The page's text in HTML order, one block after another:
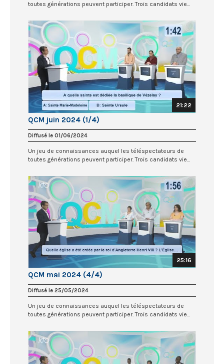
toutes générations peuvent participer. Trois candidats vie...
21:22
QCM juin 2024 (1/4)
Diffusé le 01/06/2024
Un jeu de connaissances auquel les téléspectateurs de
toutes générations peuvent participer. Trois candidats vie...
25:16
QCM mai 2024 (4/4)
Diffusé le 25/05/2024
Un jeu de connaissances auquel les téléspectateurs de
toutes générations peuvent participer. Trois candidats vie...